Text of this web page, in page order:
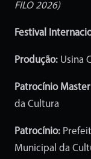
FILO 2026)
Festival
Produção: Usina
Patrocínio
da Cultura
Patrocínio:
Municipal da